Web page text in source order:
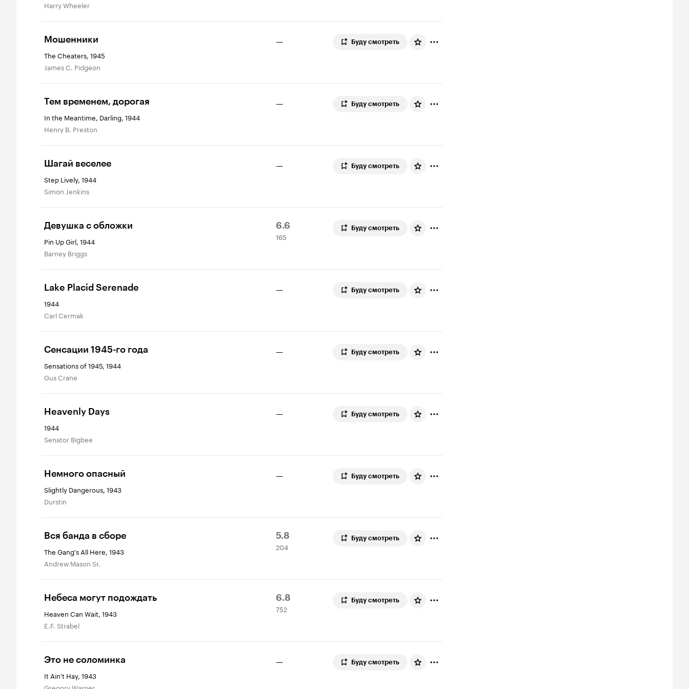
Harry Wheeler
Мошенники
The Cheaters, 1945
James C. Pidgeon
— Буду смотреть
Тем временем, дорогая
In the Meantime, Darling, 1944
Henry B. Preston
— Буду смотреть
Шагай веселее
Step Lively, 1944
Simon Jenkins
— Буду смотреть
Девушка с обложки
Pin Up Girl, 1944
Barney Briggs
Рейтинг
Кинопоиска
6.6
165
оценок
165
Буду смотреть
Lake Placid Serenade
1944
Carl Cermak
— Буду смотреть
Сенсации 1945-го года
Sensations of 1945, 1944
Gus Crane
— Буду смотреть
Heavenly Days
1944
Senator Bigbee
— Буду смотреть
Немного опасный
Slightly Dangerous, 1943
Durstin
— Буду смотреть
Вся банда в сборе
The Gang's All Here, 1943
Andrew Mason Sr.
Рейтинг
Кинопоиска
5.8
204
оценки
204
Буду смотреть
Небеса могут подождать
Heaven Can Wait, 1943
E.F. Strabel
Рейтинг
Кинопоиска
6.8
752
оценки
752
Буду смотреть
Это не соломинка
It Ain't Hay, 1943
Gregory Warner
— Буду смотреть